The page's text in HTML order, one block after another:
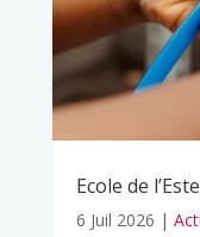
Ecole de
6 Juil 2026 |